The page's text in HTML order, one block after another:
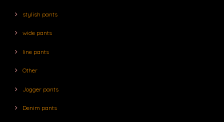
stylish pants
wide pants
line pants
Other
Jogger pants
Denim pants